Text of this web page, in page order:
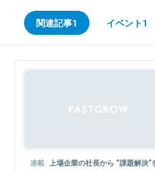
関連記事1 イベント1
連載 上場企業の社長から “課題解決